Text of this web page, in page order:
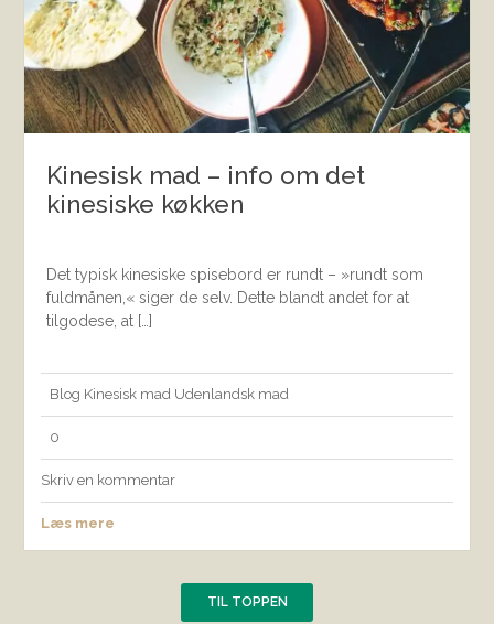
Kinesisk mad – info om det
kinesiske køkken
Det typisk kinesiske spisebord er rundt – »rundt som
fuldmånen,« siger de selv. Dette blandt andet for at
tilgodese, at […]
Blog Kinesisk mad Udenlandsk mad
0
Skriv en kommentar
Læs mere
TIL TOPPEN